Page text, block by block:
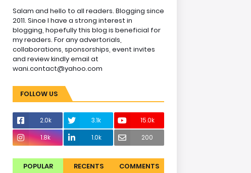
Salam and hello to all readers. Blogging since
2011. Since I have a strong interest in
blogging, hopefully this blog is beneficial for
my readers. For any advertorials,
collaborations, sponsorships, event invites
and review kindly email at
wani.contact@yahoo.com
FOLLOW US
2.0k 3.1k
15.0k
1.8k
1.0k 200
POPULAR RECENTS COMMENTS